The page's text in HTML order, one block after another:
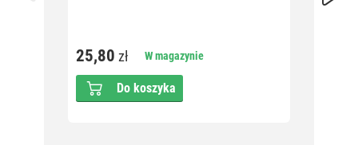
25,80 zł W magazynie
Do koszyka